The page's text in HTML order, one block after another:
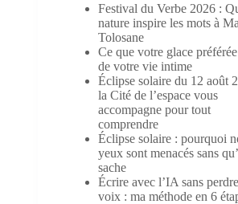
Festival du Verbe 2026 :
nature inspire les mots à
Tolosane
Ce que votre glace
de votre vie intime
Éclipse solaire du 12 août
la Cité de l’espace vous
accompagne pour tout
comprendre
Éclipse solaire : pourquoi
yeux sont menacés sans
sache
Écrire avec l’IA sans
voix : ma méthode en 6